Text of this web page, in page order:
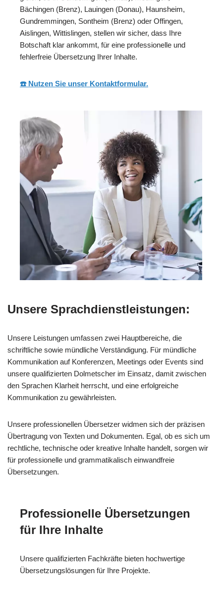
Bächingen (Brenz), Lauingen (Donau), Haunsheim,
Gundremmingen, Sontheim (Brenz) oder Offingen,
Aislingen, Wittislingen, stellen wir sicher, dass Ihre
Botschaft klar ankommt, für eine professionelle und
fehlerfreie Übersetzung Ihrer Inhalte.
☎️ Nutzen Sie unser Kontaktformular.
Unsere Sprachdienstleistungen:
Unsere Leistungen umfassen zwei Hauptbereiche, die
schriftliche sowie mündliche Verständigung. Für mündliche
Kommunikation auf Konferenzen, Meetings oder Events sind
unsere qualifizierten Dolmetscher im Einsatz, damit zwischen
den Sprachen Klarheit herrscht, und eine erfolgreiche
Kommunikation zu gewährleisten.
Unsere professionellen Übersetzer widmen sich der präzisen
Übertragung von Texten und Dokumenten. Egal, ob es sich um
rechtliche, technische oder kreative Inhalte handelt, sorgen wir
für professionelle und grammatikalisch einwandfreie
Übersetzungen.
Professionelle Übersetzungen
für Ihre Inhalte
Unsere qualifizierten Fachkräfte bieten hochwertige
Übersetzungslösungen für Ihre Projekte.